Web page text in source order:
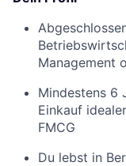
Management
Mindestens 6
Einkauf
FMCG
Du lebst in